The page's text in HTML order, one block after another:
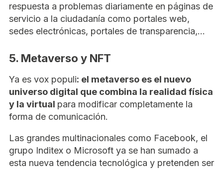
respuesta a problemas diariamente en páginas de
servicio a la ciudadanía como portales web,
sedes electrónicas, portales de transparencia,…
5. Metaverso y NFT
Ya es vox populi: el metaverso es el nuevo
universo digital que combina la realidad física
y la virtual para modificar completamente la
forma de comunicación.
Las grandes multinacionales como Facebook, el
grupo Inditex o Microsoft ya se han sumado a
esta nueva tendencia tecnológica y pretenden ser